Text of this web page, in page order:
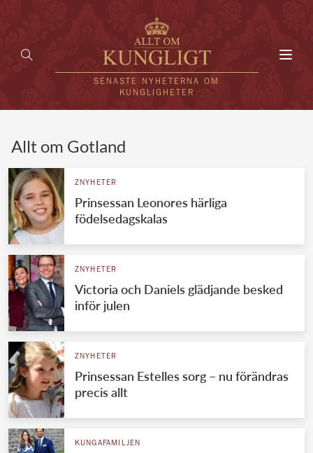
SENASTE NYHETERNA OM
KUNGLIGHETER
UTLÄNDSKT
VÄRLDENS KUNGAHUS
Svenska kungahuset
Brittiska kungahuset
Danska kungahuset
Spanska kungahuset
REDAKTION
Allt om Gotland
ZNYHETER
Prinsessan Leonores härliga
födelsedagskalas
ZNYHETER
Victoria och Daniels glädjande besked
inför julen
ZNYHETER
Prinsessan Estelles sorg – nu förändras
precis allt
KUNGAFAMILJEN